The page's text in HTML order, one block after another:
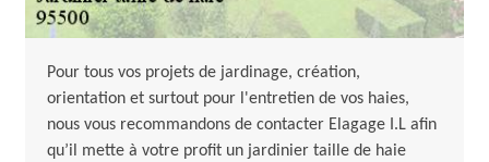
Pour tous vos projets de jardinage, création,
orientation et surtout pour l'entretien de vos haies,
nous vous recommandons de contacter Elagage I.L afin
qu’il mette à votre profit un jardinier taille de haie